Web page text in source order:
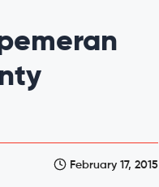
February 17, 2015